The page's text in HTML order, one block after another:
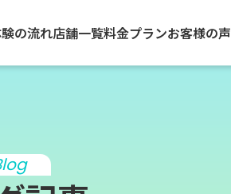
の流れ店舗一覧料金プランお客様の声